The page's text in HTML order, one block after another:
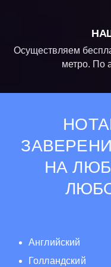
Осуществляем
метро. По
НА
Английский
Голландский